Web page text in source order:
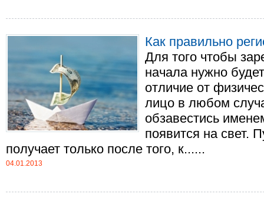
Как правильно
Для того чтобы
начала нужно
отличие от
лицо в любом
обзавестись
появится на свет.
получает только после того, к......
04.01.2013